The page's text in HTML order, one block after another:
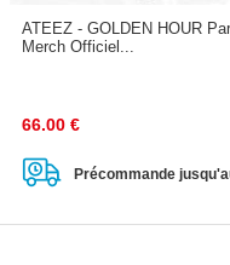
ATEEZ - GOLDEN HOUR
Merch Officiel...
66.00 €
Précommande